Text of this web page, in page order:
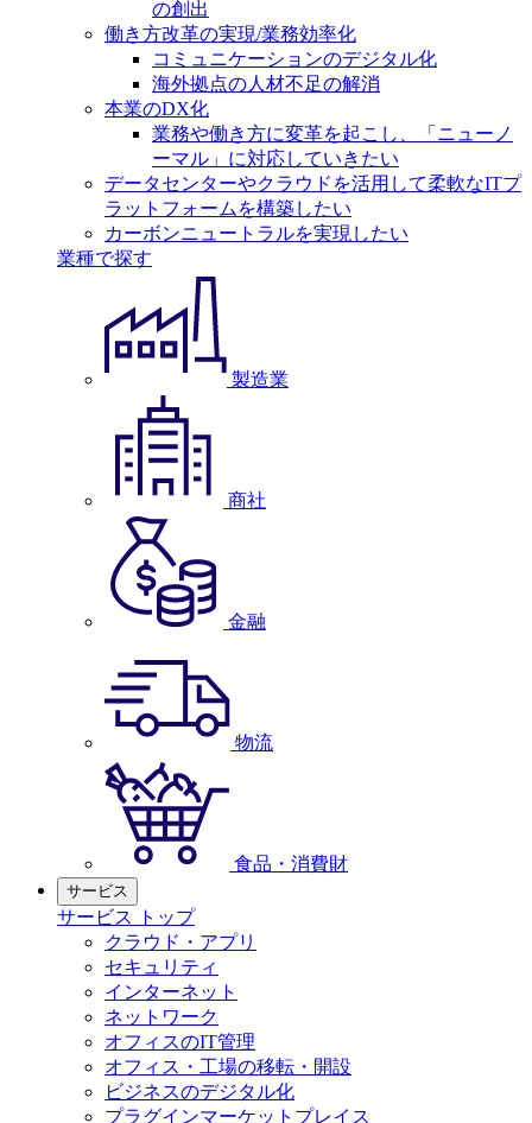
の創出
働き方改革の実現/業務効率化
コミュニケーションのデジタル化
海外拠点の人材不足の解消
本業のDX化
業務や働き方に変革を起こし、「ニューノ
ーマル」に対応していきたい
データセンターやクラウドを活用して柔軟なITプ
ラットフォームを構築したい
カーボンニュートラルを実現したい
業種で探す
製造業
商社
金融
物流
食品・消費財
サービス
サービス トップ
クラウド・アプリ
セキュリティ
インターネット
ネットワーク
オフィスのIT管理
オフィス・工場の移転・開設
ビジネスのデジタル化
プラグインマーケットプレイス